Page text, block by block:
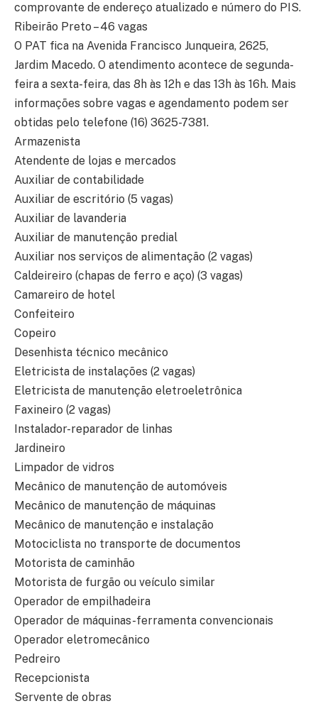
comprovante de endereço atualizado e número do PIS.
Ribeirão Preto – 46 vagas
O PAT fica na Avenida Francisco Junqueira, 2625,
Jardim Macedo. O atendimento acontece de segunda-
feira a sexta-feira, das 8h às 12h e das 13h às 16h. Mais
informações sobre vagas e agendamento podem ser
obtidas pelo telefone (16) 3625-7381.
Armazenista
Atendente de lojas e mercados
Auxiliar de contabilidade
Auxiliar de escritório (5 vagas)
Auxiliar de lavanderia
Auxiliar de manutenção predial
Auxiliar nos serviços de alimentação (2 vagas)
Caldeireiro (chapas de ferro e aço) (3 vagas)
Camareiro de hotel
Confeiteiro
Copeiro
Desenhista técnico mecânico
Eletricista de instalações (2 vagas)
Eletricista de manutenção eletroeletrônica
Faxineiro (2 vagas)
Instalador-reparador de linhas
Jardineiro
Limpador de vidros
Mecânico de manutenção de automóveis
Mecânico de manutenção de máquinas
Mecânico de manutenção e instalação
Motociclista no transporte de documentos
Motorista de caminhão
Motorista de furgão ou veículo similar
Operador de empilhadeira
Operador de máquinas-ferramenta convencionais
Operador eletromecânico
Pedreiro
Recepcionista
Servente de obras